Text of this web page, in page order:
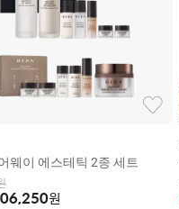
웨이 에스테틱 2종 세트
원